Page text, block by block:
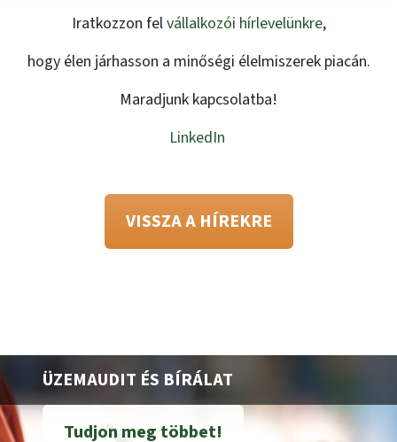
Iratkozzon felvállalkozói hírlevelünkre,
hogy élen járhasson a minőségi élelmiszerek piacán.
Maradjunk kapcsolatba!
LinkedIn
VISSZA A HÍREKRE
ÜZEMAUDIT ÉS BÍRÁLAT
Tudjon meg többet!